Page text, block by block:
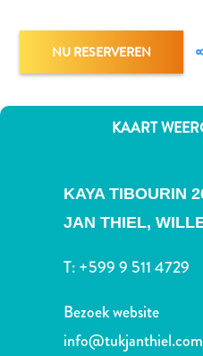
parken
Stranden
Winkelgebieden
NU RESERVEREN
KAART
KAYA TIBOURIN
JAN THIEL,
T:+599 9 511 4729
Bezoek website
info@tukjanthiel.com